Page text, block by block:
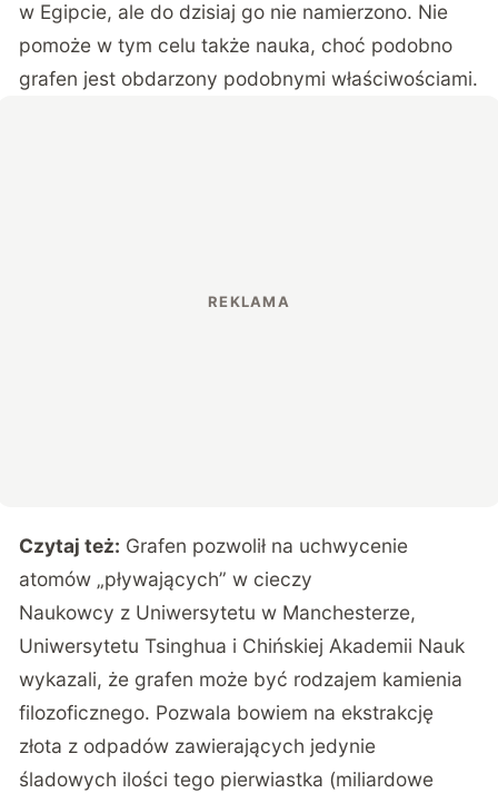
w Egipcie, ale do dzisiaj go nie namierzono. Nie
pomoże w tym celu także nauka, choć podobno
grafen jest obdarzony podobnymi właściwościami.
Czytaj też: Grafen pozwolił na uchwycenie
atomów „pływających” w cieczy
Naukowcy z Uniwersytetu w Manchesterze,
Uniwersytetu Tsinghua i Chińskiej Akademii Nauk
wykazali, że grafen może być rodzajem kamienia
filozoficznego. Pozwala bowiem na ekstrakcję
złota z odpadów zawierających jedynie
śladowych ilości tego pierwiastka (miliardowe